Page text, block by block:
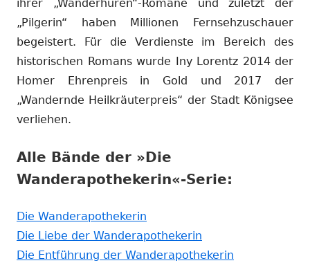
ihrer „Wanderhuren“-Romane und zuletzt der
„Pilgerin“ haben Millionen Fernsehzuschauer
begeistert. Für die Verdienste im Bereich des
historischen Romans wurde Iny Lorentz 2014 der
Homer Ehrenpreis in Gold und 2017 der
„Wandernde Heilkräuterpreis“ der Stadt Königsee
verliehen.
Alle Bände der »Die
Wanderapothekerin«-Serie:
Die Wanderapothekerin
neuem
Fenster
Die Liebe der Wanderapothekerin
neuem
Die Entführung der Wanderapothekerin